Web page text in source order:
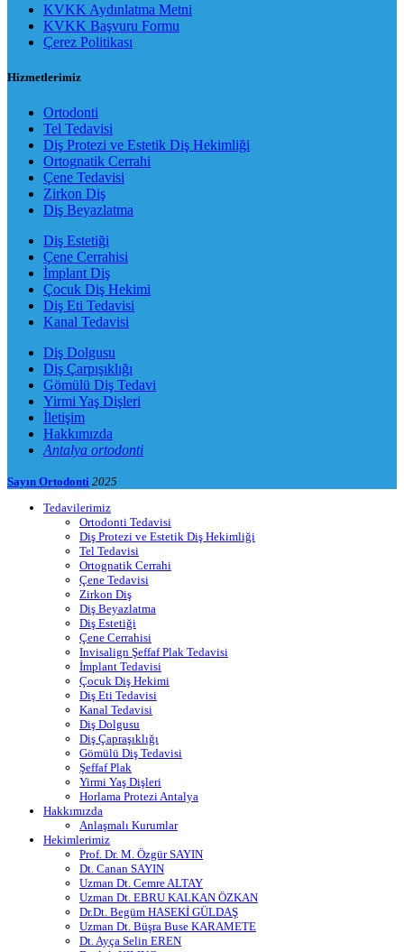
KVKK Aydınlatma Metni
KVKK Başvuru Formu
Çerez Politikası
Hizmetlerimiz
Ortodonti
Tel Tedavisi
Diş Protezi ve Estetik Diş Hekimliği
Ortognatik Cerrahi
Çene Tedavisi
Zirkon Diş
Diş Beyazlatma
Diş Estetiği
Çene Cerrahisi
İmplant Diş
Çocuk Diş Hekimi
Diş Eti Tedavisi
Kanal Tedavisi
Diş Dolgusu
Diş Çarpışıklığı
Gömülü Diş Tedavi
Yirmi Yaş Dişleri
İletişim
Hakkımızda
Antalya ortodonti
Sayın Ortodonti 2025
Tedavilerimiz
Ortodonti Tedavisi
Diş Protezi ve Estetik Diş Hekimliği
Tel Tedavisi
Ortognatik Cerrahi
Çene Tedavisi
Zirkon Diş
Diş Beyazlatma
Diş Estetiği
Çene Cerrahisi
Invisalign Şeffaf Plak Tedavisi
İmplant Tedavisi
Çocuk Diş Hekimi
Diş Eti Tedavisi
Kanal Tedavisi
Diş Dolgusu
Diş Çapraşıklığı
Gömülü Diş Tedavisi
Şeffaf Plak
Yirmi Yaş Dişleri
Horlama Protezi Antalya
Hakkımızda
Anlaşmalı Kurumlar
Hekimlerimiz
Prof. Dr. M. Özgür SAYIN
Dt. Canan SAYIN
Uzman Dt. Cemre ALTAY
Uzman Dt. EBRU KALKAN ÖZKAN
Dr.Dt. Begüm HASEKİ GÜLDAŞ
Uzman Dt. Büşra Buse KARAMETE
Dt. Ayça Selin EREN